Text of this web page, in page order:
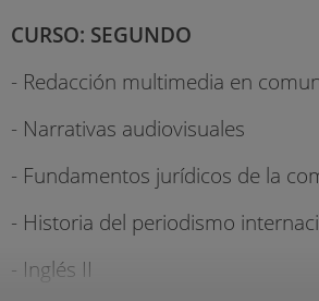
CURSO: SEGUNDO
- Redacción multimedia en
- Narrativas audiovisuales
- Fundamentos jurídicos de la
- Historia del periodismo
- Inglés II